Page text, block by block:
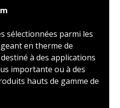
sélectionnées parmi les
en therme de
à des applications
importante ou à des
hauts de gamme de